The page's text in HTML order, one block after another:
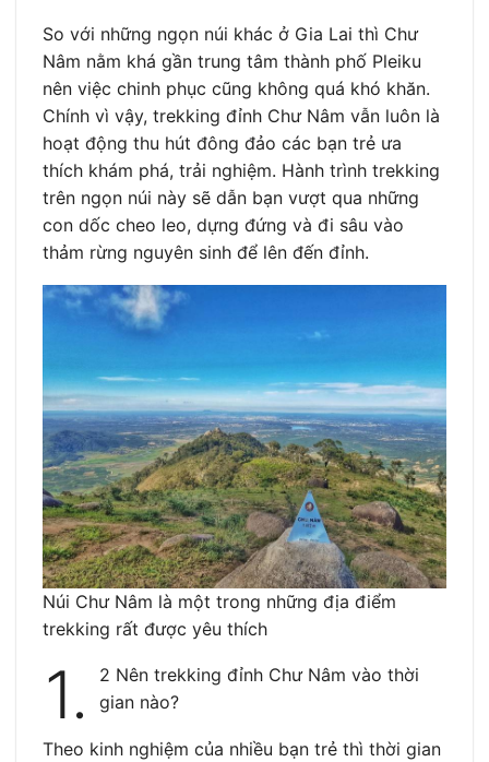
So với những ngọn núi khác ở Gia Lai thì Chư
Nâm nằm khá gần trung tâm thành phố Pleiku
nên việc chinh phục cũng không quá khó khăn.
Chính vì vậy, trekking đỉnh Chư Nâm vẫn luôn là
hoạt động thu hút đông đảo các bạn trẻ ưa
thích khám phá, trải nghiệm. Hành trình trekking
trên ngọn núi này sẽ dẫn bạn vượt qua những
con dốc cheo leo, dựng đứng và đi sâu vào
thảm rừng nguyên sinh để lên đến đỉnh.
Núi Chư Nâm là một trong những địa điểm
trekking rất được yêu thích
1.
2 Nên trekking đỉnh Chư Nâm vào thời
gian nào?
Theo kinh nghiệm của nhiều bạn trẻ thì thời gian